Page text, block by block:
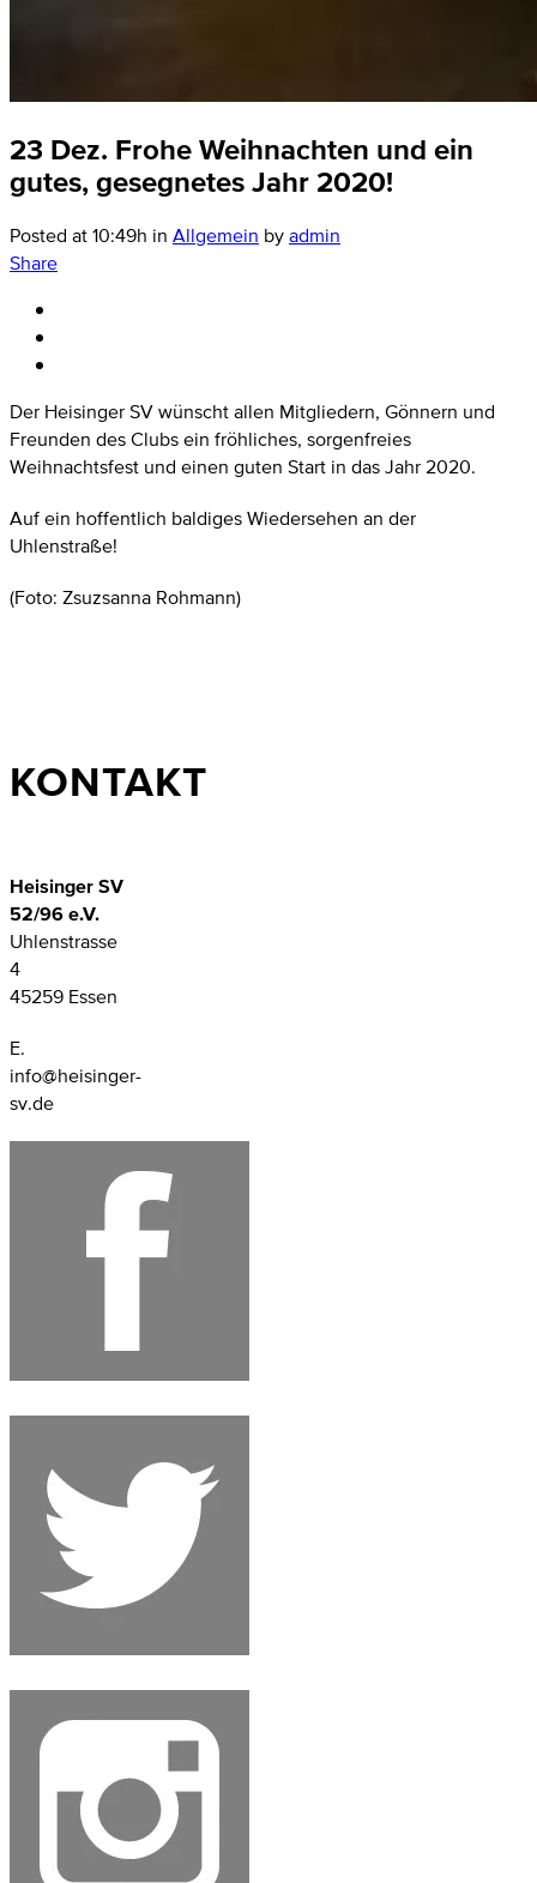
23 Dez. Frohe Weihnachten und ein
gutes, gesegnetes Jahr 2020!
Posted at 10:49h in Allgemein byadmin
Share
Der Heisinger SV wünscht allen Mitgliedern, Gönnern und
Freunden des Clubs ein fröhliches, sorgenfreies
Weihnachtsfest und einen guten Start in das Jahr 2020.
Auf ein hoffentlich baldiges Wiedersehen an der
Uhlenstraße!
(Foto: Zsuzsanna Rohmann)
KONTAKT
Heisinger SV
52/96 e.V.
Uhlenstrasse
4
45259 Essen
E.
info@heisinger-
sv.de